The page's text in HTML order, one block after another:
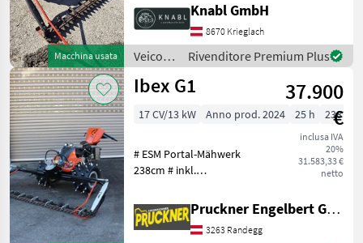
Macchina usata
Schaltgetriebe
Zwillingsräder
Reservemesser 1 cilindro, ,
Tipo di motore: Benzina,
Freno di sterzo, Ruote
Knabl GmbH
8670 Krieglach
Veicoli
agricoli
a
Rivenditore Premium Plus
Ibex G1
37.900
€
inclusa IVA
20%
31.583,33 €
netto
17 CV/13 kW Anno prod. 2024 25 h 238 cm
# ESM Portal-Mähwerk
238cm # inkl.
Kawasaki Motor #
Knickholm # Umkehrlüfter
# Beleuchtungsset vorne 2x
Pruckner Engelbert GmbH
3263 Randegg